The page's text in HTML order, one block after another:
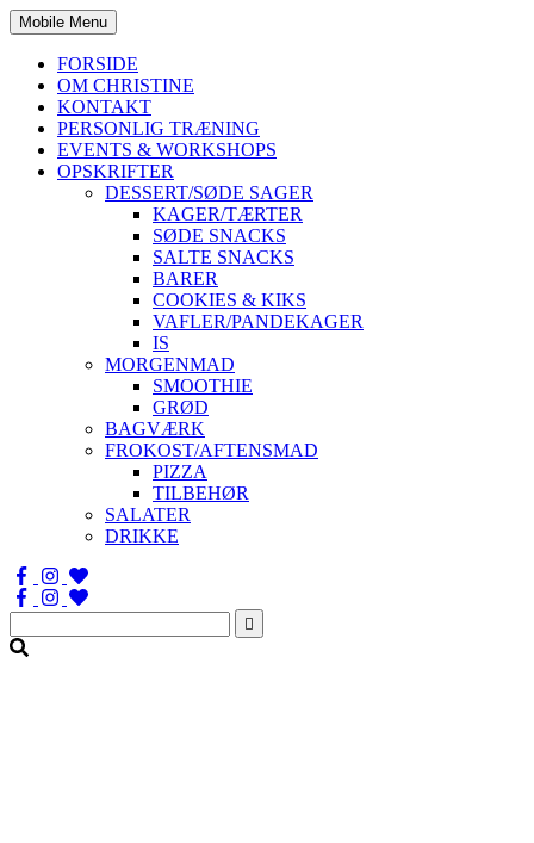
Mobile Menu
FORSIDE
OM CHRISTINE
KONTAKT
PERSONLIG TRÆNING
EVENTS & WORKSHOPS
OPSKRIFTER
DESSERT/SØDE SAGER
KAGER/TÆRTER
SØDE SNACKS
SALTE SNACKS
BARER
COOKIES & KIKS
VAFLER/PANDEKAGER
IS
MORGENMAD
SMOOTHIE
GRØD
BAGVÆRK
FROKOST/AFTENSMAD
PIZZA
TILBEHØR
SALATER
DRIKKE
Søg
efter: